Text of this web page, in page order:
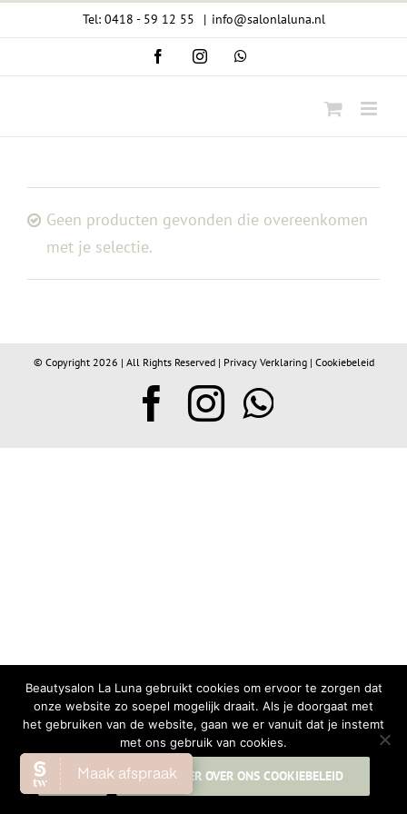
Tel: 0418 - 59 12 55 | info@salonlaluna.nl
FacebookInstagramWhatsApp
Geen producten gevonden die overeenkomen
met je selectie.
© Copyright 2026 | All Rights Reserved | Privacy Verklaring| Cookiebeleid
Facebook
Instagram
Beautysalon La Luna gebruikt cookies om ervoor te zorgen dat
onze website zo soepel mogelijk draait. Als je doorgaat met
het gebruiken van de website, gaan we er vanuit dat je instemt
met ons gebruik van cookies.
OK LEES MEER OVER ONS COOKIEBELEID